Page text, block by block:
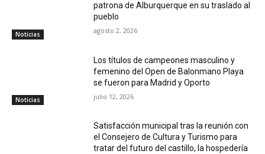
Noticias
patrona de Alburquerque en su traslado al
pueblo
agosto 2, 2026
Noticias
Los títulos de campeones masculino y
femenino del Open de Balonmano Playa
se fueron para Madrid y Oporto
julio 12, 2026
Satisfacción municipal tras la reunión con
el Consejero de Cultura y Turismo para
tratar del futuro del castillo, la hospedería